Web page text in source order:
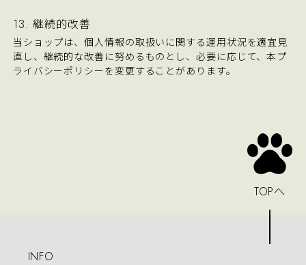
13. 継続的改善
当ショップは、個人情報の取扱いに関する運用状況を適宜見
直し、継続的な改善に努めるものとし、必要に応じて、本プ
ライバシーポリシーを変更することがあります。
INFO
TOPへ